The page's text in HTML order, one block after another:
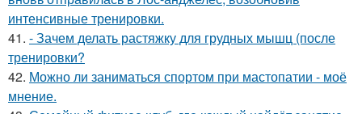
интенсивные тренировки.
41. - Зачем делать растяжку для грудных мышц (после
тренировки?
42. Можно ли заниматься спортом при мастопатии - моё
мнение.